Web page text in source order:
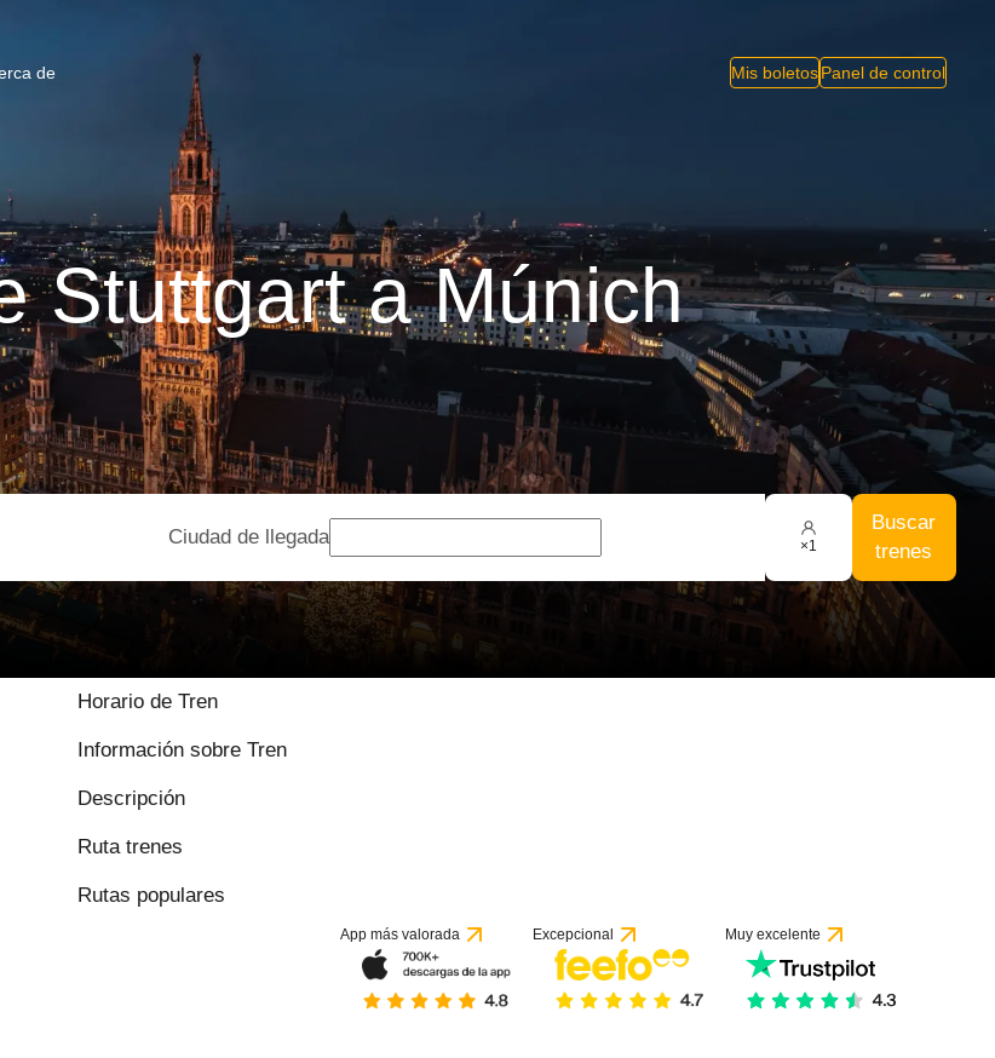
de Mis boletosPanel de control
Stuttgart a Múnich
Ciudad de llegada ×1
Buscar
trenes
Horario de Tren
Información sobre Tren
Descripción
Ruta trenes
Rutas populares
App más valorada Excepcional Muy excelente
9.2 / 10 basado en 1 reseña